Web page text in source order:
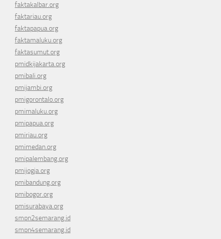
faktakalbar.org
faktariau.org
faktapapua.org
faktamaluku.org
faktasumut.org
pmidkijakarta.org
pmibali.org
pmijambi.org
pmigorontalo.org
pmimaluku.org
pmipapua.org
pmiriau.org
pmimedan.org
pmipalembang.org
pmijogja.org
pmibandung.org
pmibogor.org
pmisurabaya.org
smpn2semarang.id
smpn4semarang.id